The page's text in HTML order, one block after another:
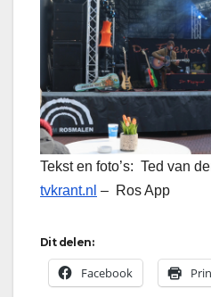
Tekst en foto’s: Ted van
tvkrant.nl – Ros App
Dit delen:
Facebook